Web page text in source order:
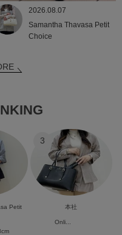
2026.08.07
Samantha Thavasa Petit
Choice
Petit
3
本社
Onli...